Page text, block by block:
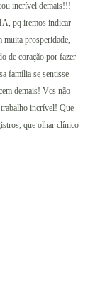
incrível demais!!!
pq iremos indicar
prosperidade,
de coração por fazer
família se sentisse
demais! Vcs não
incrível! Que
que olhar clínico